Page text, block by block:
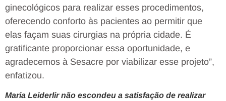
ginecológicos para realizar esses procedimentos,
oferecendo conforto às pacientes ao permitir que
elas façam suas cirurgias na própria cidade. É
gratificante proporcionar essa oportunidade, e
agradecemos à Sesacre por viabilizar esse projeto”,
enfatizou.
Maria Leiderlir não escondeu a satisfação de realizar